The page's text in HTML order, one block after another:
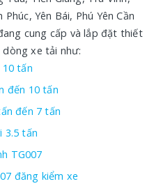
Yên Bái, Phú Yên Cần
cung cấp và lắp đặt thiết
xe tải như:
tấn
đến 10 tấn
đến 7 tấn
3.5 tấn
TG007
đăng kiểm xe